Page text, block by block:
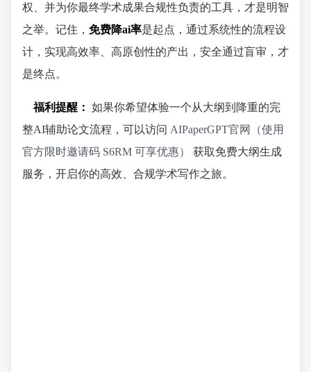
权、并为你最终学术成果合规性负责的工具，才是明智
之举。记住， 免费降ai率是起点，通过系统性的流程设
计，实现高效率、高原创性的产出，安全通过盲审，才
是终点。
福利提醒： 如果你希望体验一个从大纲到降重的完
整AI辅助论文流程，可以访问 AIPaperGPT官网（使用
官方限时邀请码 S6RM 可享优惠）
获取免费大纲生成
服务，开启你的高效、合规学术写作之旅。